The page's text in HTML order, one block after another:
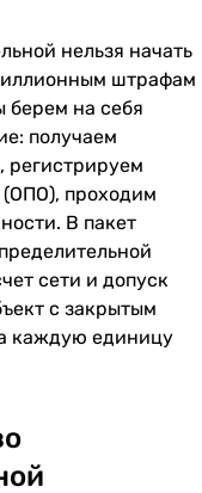
нельзя начать
штрафам
берем на себя
получаем
регистрируем
(ОПО), проходим
В пакет
сети и допуск
с закрытым
каждую единицу